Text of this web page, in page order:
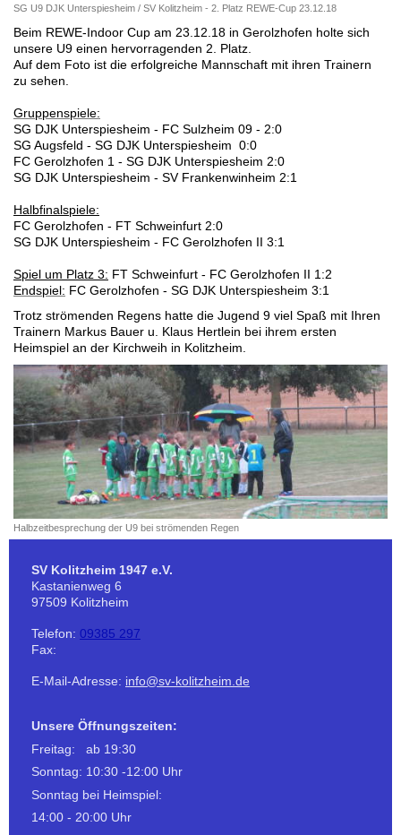
SG U9 DJK Unterspiesheim / SV Kolitzheim - 2. Platz REWE-Cup 23.12.18
Beim REWE-Indoor Cup am 23.12.18 in Gerolzhofen holte sich
unsere U9 einen hervorragenden 2. Platz.
Auf dem Foto ist die erfolgreiche Mannschaft mit ihren Trainern
zu sehen.
Gruppenspiele:
SG DJK Unterspiesheim - FC Sulzheim 09 - 2:0
SG Augsfeld - SG DJK Unterspiesheim 0:0
FC Gerolzhofen 1 - SG DJK Unterspiesheim 2:0
SG DJK Unterspiesheim - SV Frankenwinheim 2:1
Halbfinalspiele:
FC Gerolzhofen - FT Schweinfurt 2:0
SG DJK Unterspiesheim - FC Gerolzhofen II 3:1
Spiel um Platz 3: FT Schweinfurt - FC Gerolzhofen II 1:2
Endspiel: FC Gerolzhofen - SG DJK Unterspiesheim 3:1
Trotz strömenden Regens hatte die Jugend 9 viel Spaß mit Ihren
Trainern Markus Bauer u. Klaus Hertlein bei ihrem ersten
Heimspiel an der Kirchweih in Kolitzheim.
Halbzeitbesprechung der U9 bei strömenden Regen
SV Kolitzheim 1947 e.V.
Kastanienweg 6
97509 Kolitzheim
Telefon: 09385 297
Fax:
E-Mail-Adresse: info@sv-kolitzheim.de
Unsere Öffnungszeiten:
Freitag: ab 19:30
Sonntag: 10:30 -12:00 Uhr
Sonntag bei Heimspiel:
14:00 - 20:00 Uhr